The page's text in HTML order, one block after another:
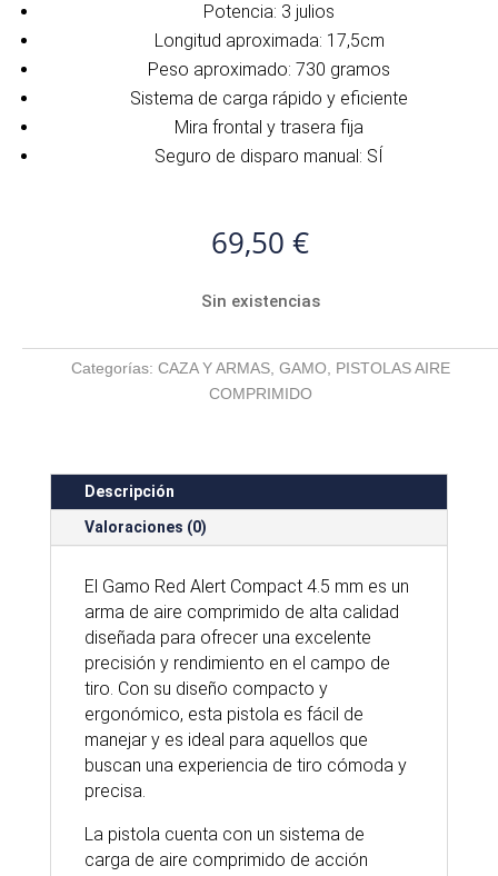
Potencia: 3 julios
Longitud aproximada: 17,5cm
Peso aproximado: 730 gramos
Sistema de carga rápido y eficiente
Mira frontal y trasera fija
Seguro de disparo manual: SÍ
69,50 €
Sin existencias
Categorías: CAZA Y ARMAS, GAMO, PISTOLAS AIRE
COMPRIMIDO
Descripción
Valoraciones (0)
El Gamo Red Alert Compact 4.5 mm es un
arma de aire comprimido de alta calidad
diseñada para ofrecer una excelente
precisión y rendimiento en el campo de
tiro. Con su diseño compacto y
ergonómico, esta pistola es fácil de
manejar y es ideal para aquellos que
buscan una experiencia de tiro cómoda y
precisa.
La pistola cuenta con un sistema de
carga de aire comprimido de acción